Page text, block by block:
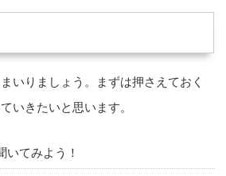
いりましょう。まずは押さえておく
いきたいと思います。
いてみよう！